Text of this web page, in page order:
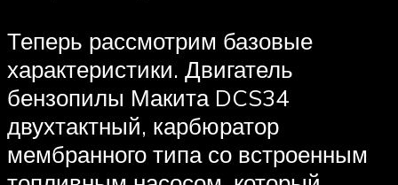
Теперь рассмотрим базовые
характеристики. Двигатель
бензопилы Макита DCS34
двухтактный, карбюратор
мембранного типа со встроенным